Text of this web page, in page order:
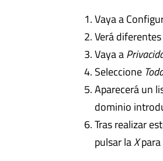
Vaya a
Verá
Vaya a
Seleccione
Aparecerá un
dominio
Tras realizar
pulsar laXpara